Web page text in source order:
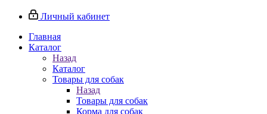
Личный кабинет
Главная
Каталог
Назад
Каталог
Товары для собак
Назад
Товары для собак
Корма для собак